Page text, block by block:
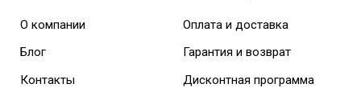
О компании
Блог
Контакты
Оплата и доставка
Гарантия и возврат
Дисконтная программа